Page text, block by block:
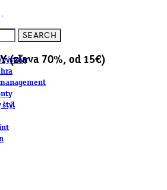
štýl
SEARCH
(zľava 70%, od 15€)